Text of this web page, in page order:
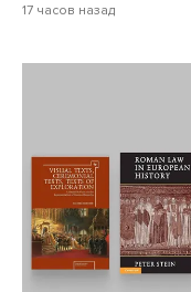
17 часов назад